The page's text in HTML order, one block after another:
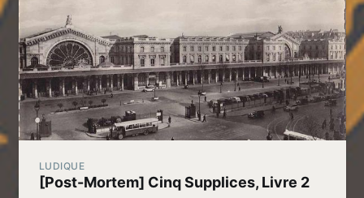
LUDIQUE
[Post-Mortem] Cinq Supplices, Livre 2